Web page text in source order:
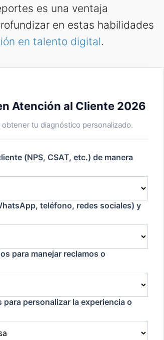
es una ventaja
en estas habilidades
en talento digital.
Atención al Cliente 2026
tu diagnóstico personalizado.
(NPS, CSAT, etc.) de manera
teléfono, redes sociales) y
para manejar reclamos o
personalizar la experiencia o